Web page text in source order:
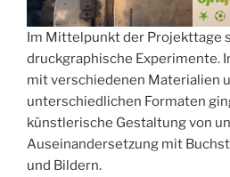
Im Mittelpunkt der Projekttage
druckgraphische Experimente.
mit verschiedenen Materialien
unterschiedlichen Formaten
künstlerische Gestaltung von
Auseinandersetzung mit
und Bildern.